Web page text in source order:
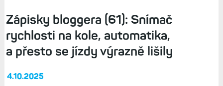
Zápisky bloggera (61): Snímač
rychlosti na kole, automatika,
a přesto se jízdy výrazně lišily
4.10.2025